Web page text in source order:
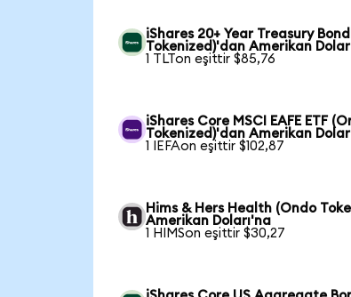
iShares 20+ Year Treasury
Tokenized)'dan Amerikan
1 TLTon eşittir $85,76
iShares Core MSCI EAFE ETF
Tokenized)'dan Amerikan
1 IEFAon eşittir $102,87
Hims & Hers Health (Ondo
Amerikan Doları'na
1 HIMSon eşittir $30,27